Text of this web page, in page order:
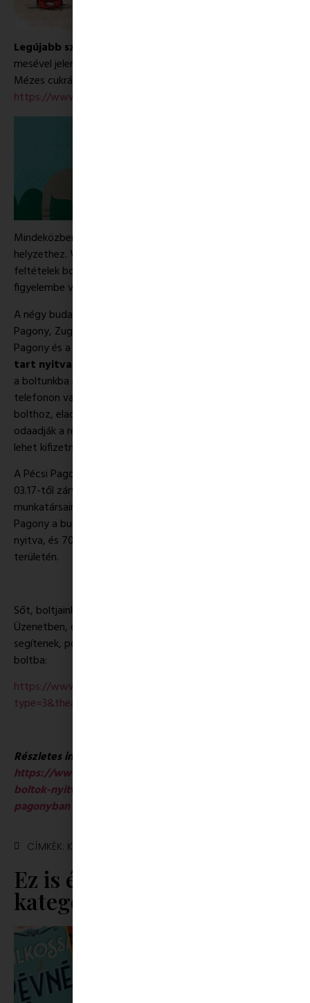
Legújabb szerzőnk, Szentendrei Judit
mesével jelentkezik, melyek frissen megjelent könyvéből, a
Mézes cukrászda mesevilágában játszódnak:
https://www.facebook.com/judit.szentendrei.szerzoi.oldal/
Mindeközben a
helyzethez. Változnak a nyitvatartások és a szállítási
feltételek boltjainkban, de minden esetben igyekeztünk
figyelembe venni vásárlóink igényeit.
A négy budapesti boltunk (Pozsonyi Pagony, Bartók
Pagony, Zuglói Pagony, Óbudai Pagony), valamint a Győri
Pagony és a Debreceni Pagony március 17-től,
tart nyitva
a boltunkba nem lehet bejönni, de ha valaki előre jelzi
telefonon vagy üzenetben, hogy mit szeretne vagy eljön a
bolthoz, eladóink összeszedik, amit a vásárló szeretne vagy
odaadják a rendelt csomagot, és a bejáratnál, bankkártyával
lehet kifizetni a termékeket.
A Pécsi Pagony, a Soproni Pagony és a Kecskeméti Pagony
03.17-től zárva tart, azonban a saját városaikban
munkatársaink házhoz szállítást vállalnak. A Fehérvári
Pagony a budapesti boltokhoz hasonlóan 15:00-ig tart
nyitva, és 7000 Ft felett házhoz szállítást is vállal a város
területén.
Sőt, boltjaink online is teljes üzemben működnek.
Üzenetben, chat-en, telefonon elérhetőek eladóink, akik
segítenek, pont úgy, mintha a vásárlók bemennének a
boltba:
https://www.facebook.com/obudaipagony/photos/
type=3&theater
Részletes információk:
https://www.pagony.hu/cikkek/fontos-informaciok-a-
boltok-nyitvatartasarol-es-a-csomagrendelesekrol-a-
pagonyban
CÍMKÉK: KORONAVÍRUS
Ez is érdekelhet ebből a
kategóriából